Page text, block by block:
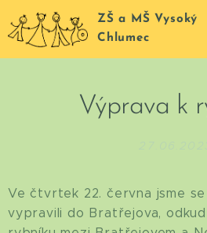
ZŠ a MŠ Vysoký
Chlumec
Výprava k
Ve čtvrtek 22. června jsme
vypravili do Bratřejova,